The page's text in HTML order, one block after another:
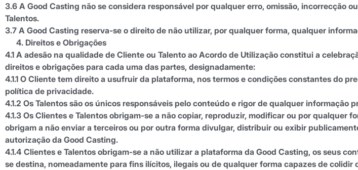
3.6 A Good Casting não se considera responsável por qualquer erro, omissão, incorrecção
Talentos.
3.7 A Good Casting reserva-se o direito de não utilizar, por qualquer forma, qualquer
Direitos e Obrigações
4.1 A adesão na qualidade de Cliente ou Talento ao Acordo de Utilização constitui a
direitos e obrigações para cada uma das partes, designadamente:
4.1.1 O Cliente tem direito a usufruir da plataforma, nos termos e condições constantes do
política de privacidade.
4.1.2 Os Talentos são os únicos responsáveis pelo conteúdo e rigor de qualquer informação
4.1.3 Os Clientes e Talentos obrigam-se a não copiar, reproduzir, modificar ou por qualquer
obrigam a não enviar a terceiros ou por outra forma divulgar, distribuir ou exibir
autorização da Good Casting.
4.1.4 Clientes e Talentos obrigam-se a não utilizar a plataforma da Good Casting, os seus
se destina, nomeadamente para fins ilícitos, ilegais ou de qualquer forma capazes de